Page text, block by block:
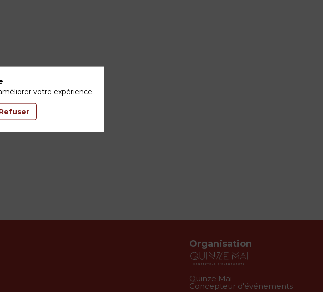
Organisation
Quinze Mai -
Concepteur d'événements
votre expérience.